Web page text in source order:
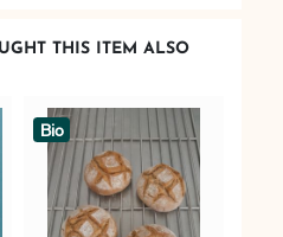
THIS ITEM ALSO
Bio